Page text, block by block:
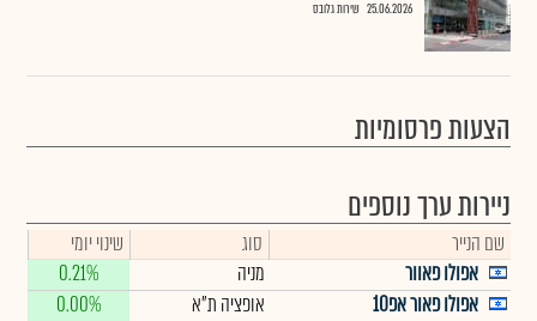
25.06.2026 שירות גלובס
הצעות פרסומיות
ניירות ערך נוספים
שם הנייר סוג
שינוי יומי
אפולו פאוור
מניה
0.21%
אפולו פאור אפ10
אופציה ת"א 0.00%